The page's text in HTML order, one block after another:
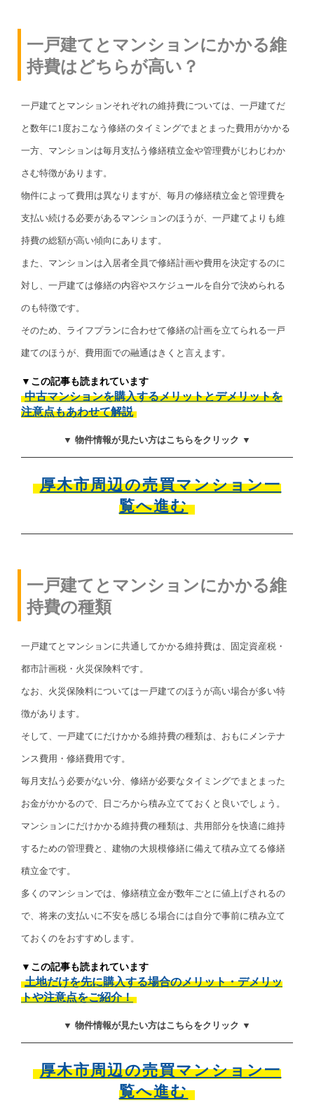
一戸建てとマンションにかかる維
持費はどちらが高い？
一戸建てとマンションそれぞれの維持費については、一戸建てだ
と数年に1度おこなう修繕のタイミングでまとまった費用がかかる
一方、マンションは毎月支払う修繕積立金や管理費がじわじわか
さむ特徴があります。
物件によって費用は異なりますが、毎月の修繕積立金と管理費を
支払い続ける必要があるマンションのほうが、一戸建てよりも維
持費の総額が高い傾向にあります。
また、マンションは入居者全員で修繕計画や費用を決定するのに
対し、一戸建ては修繕の内容やスケジュールを自分で決められる
のも特徴です。
そのため、ライフプランに合わせて修繕の計画を立てられる一戸
建てのほうが、費用面での融通はきくと言えます。
▼この記事も読まれています
中古マンションを購入するメリットとデメリットを
注意点もあわせて解説
▼ 物件情報が見たい方はこちらをクリック ▼
厚木市周辺の売買マンション一
覧へ進む
一戸建てとマンションにかかる維
持費の種類
一戸建てとマンションに共通してかかる維持費は、固定資産税・
都市計画税・火災保険料です。
なお、火災保険料については一戸建てのほうが高い場合が多い特
徴があります。
そして、一戸建てにだけかかる維持費の種類は、おもにメンテナ
ンス費用・修繕費用です。
毎月支払う必要がない分、修繕が必要なタイミングでまとまった
お金がかかるので、日ごろから積み立てておくと良いでしょう。
マンションにだけかかる維持費の種類は、共用部分を快適に維持
するための管理費と、建物の大規模修繕に備えて積み立てる修繕
積立金です。
多くのマンションでは、修繕積立金が数年ごとに値上げされるの
で、将来の支払いに不安を感じる場合には自分で事前に積み立て
ておくのをおすすめします。
▼この記事も読まれています
土地だけを先に購入する場合のメリット・デメリッ
トや注意点をご紹介！
▼ 物件情報が見たい方はこちらをクリック ▼
厚木市周辺の売買マンション一
覧へ進む